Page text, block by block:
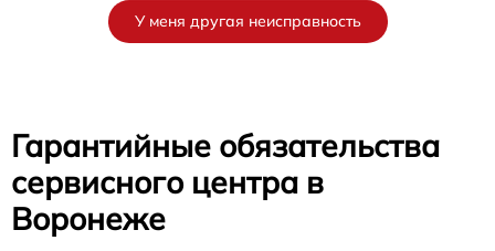
У меня другая неисправность
Гарантийные обязательства
сервисного центра в
Воронеже